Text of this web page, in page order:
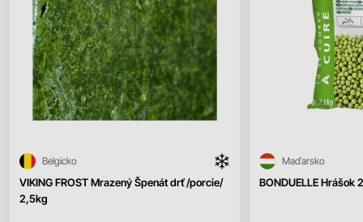
VIKING FROST Mrazený Špenát drť /porcie/
2,5kg
Belgicko
BONDUELLE Hrášok
Maďarsko